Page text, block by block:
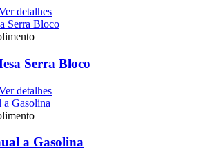
detalhes
Serra Bloco
detalhes
a Gasolina